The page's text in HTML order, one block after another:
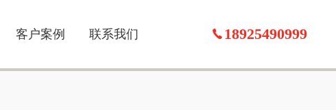
客户案例 联系我们 18925490999